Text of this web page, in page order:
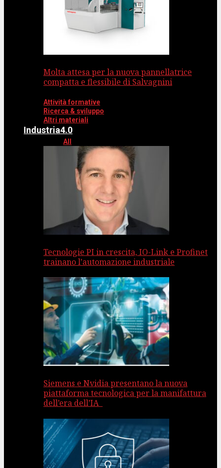
Molta attesa per la nuova pannellatrice
compatta e flessibile di Salvagnini
Attività formative
Ricerca & sviluppo
Altri materiali
Industria4.0
All
Tecnologie PI in crescita, IO-Link e Profinet
trainano l’automazione industriale
Siemens e Nvidia presentano la nuova
piattaforma tecnologica per la manifattura
dell’era dell’IA